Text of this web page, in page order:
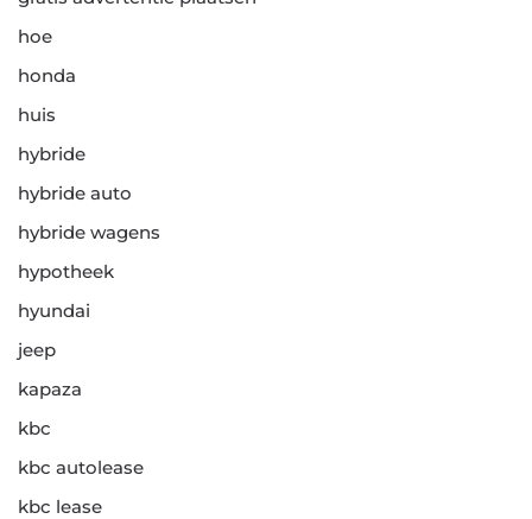
hoe
honda
huis
hybride
hybride auto
hybride wagens
hypotheek
hyundai
jeep
kapaza
kbc
kbc autolease
kbc lease